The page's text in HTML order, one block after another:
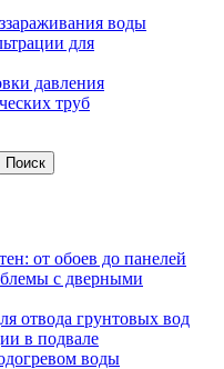
воды
для
давления
труб
Поиск
от обоев до панелей
с дверными
отвода грунтовых вод
в подвале
воды